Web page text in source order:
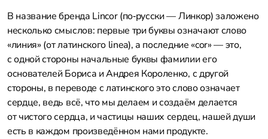
В название бренда Lincor (по‑русски — Линкор) заложено
несколько смыслов: первые три буквы означают слово
«линия» (от латинского linea), а последние «cor» — это,
с одной стороны начальные буквы фамилии его
основателей Бориса и Андрея Короленко, с другой
стороны, в переводе с латинского это слово означает
сердце, ведь всё, что мы делаем и создаём делается
от чистого сердца, и частицы наших сердец, нашей души
есть в каждом произведённом нами продукте.